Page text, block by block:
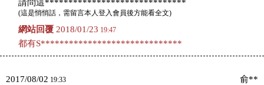
請問這******************************
(這是悄悄話，需留言本人登入會員後方能看全文)
網站回覆2018/01/23 19:47
都有S******************************
2017/08/02 19:33 俞**